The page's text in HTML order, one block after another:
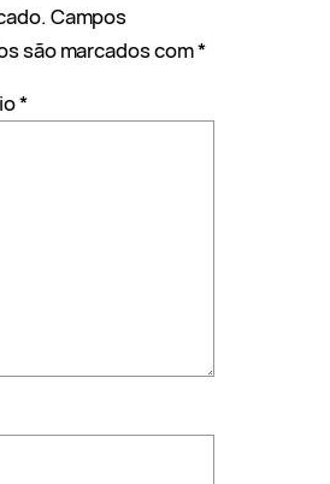
Campos
são marcados com*
*